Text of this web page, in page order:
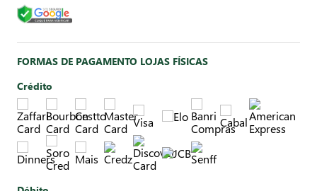
FORMAS DE PAGAMENTO LOJAS FÍSICAS
Crédito